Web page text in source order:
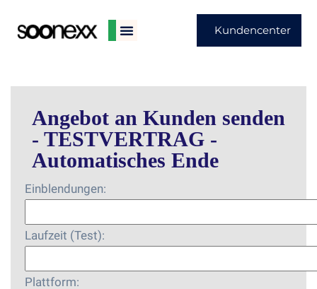
Kundencenter
Angebot an Kunden senden
- TESTVERTRAG -
Automatisches Ende
Einblendungen:
Laufzeit (Test):
Plattform: